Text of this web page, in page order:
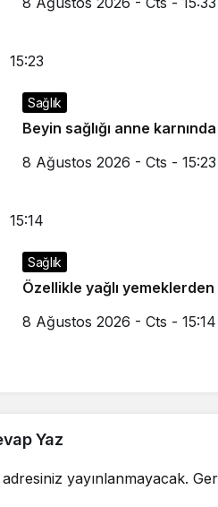
15:23
Sağlık
Beyin sağlığı anne
8 Ağustos 2026 - Cts - 15:23
15:14
Sağlık
Özellikle yağlı
8 Ağustos 2026 - Cts - 15:14
Yaz
yayınlanmayacak.